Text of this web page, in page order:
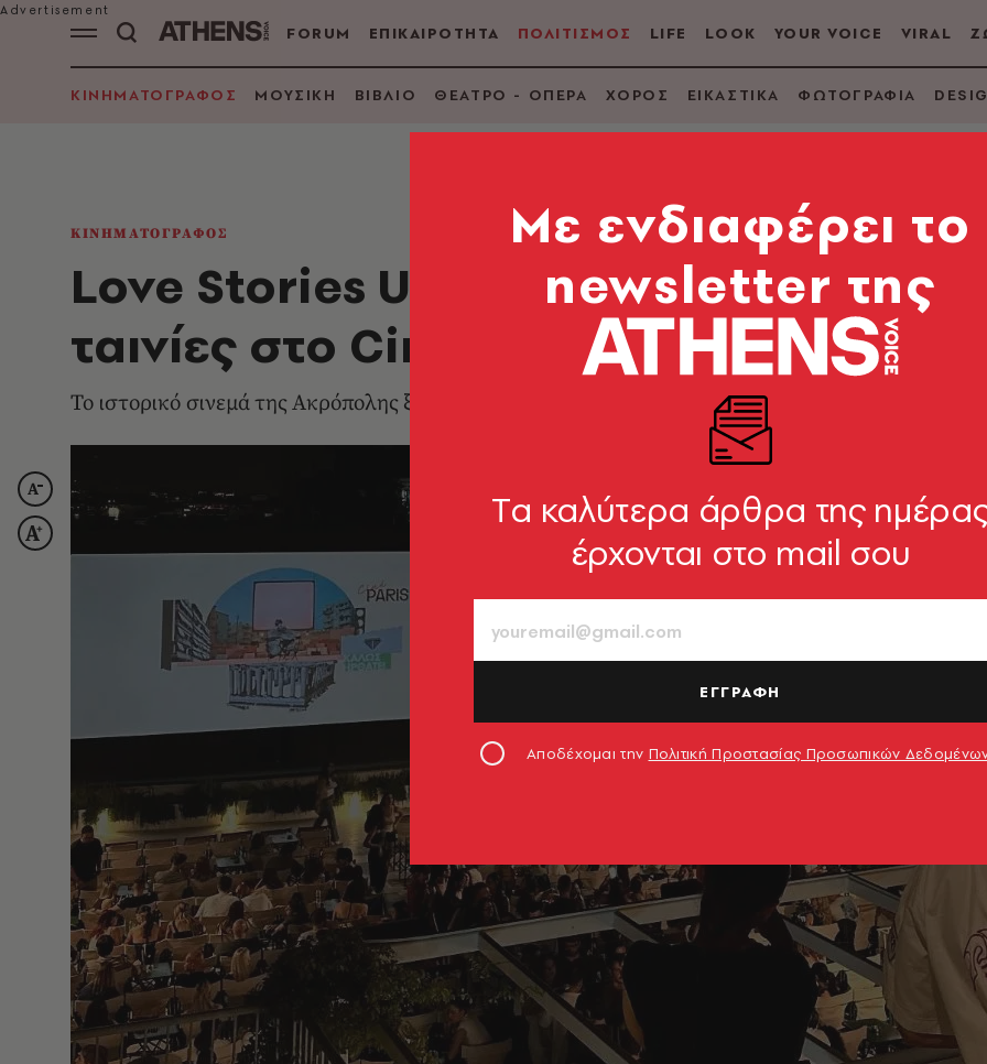
FORUM ΕΠΙΚΑΙΡΟΤΗΤΑ ΠΟΛΙΤΙΣΜΟΣ LIFE LOOK YOUR VOICE VIRAL
ΚΙΝΗΜΑΤΟΓΡΑΦΟΣ ΜΟΥΣΙΚΗ ΒΙΒΛΙΟ ΘΕΑΤΡΟ - ΟΠΕΡΑ ΧΟΡΟΣ ΕΙΚΑΣΤΙΚΑ ΦΩΤΟΓΡΑΦΙΑ
ΚΙΝΗΜΑΤΟΓΡΑΦΟΣ
Love Stories Under the Stars: 13
ταινίες στο Cine Paris
Το ιστορικό σινεμά της Ακρόπολης ξεκινάει την καλοκαιρινή σεζόν με ένα ρομαντικό αφιέρωμα
Mε ενδιαφέρει το
newsletter της
Tα καλύτερα άρθρα της
έρχονται στο mail σου
ΕΓΓΡΑΦΗ
Αποδέχομαι την Πολιτική Προστασίας Προσωπικών